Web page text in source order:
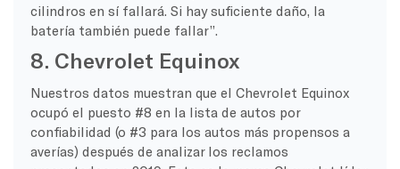
cilindros en sí fallará. Si hay suficiente daño, la
batería también puede fallar”.
8. Chevrolet Equinox
Nuestros datos muestran que el Chevrolet Equinox
ocupó el puesto #8 en la lista de autos por
confiabilidad (o #3 para los autos más propensos a
averías) después de analizar los reclamos